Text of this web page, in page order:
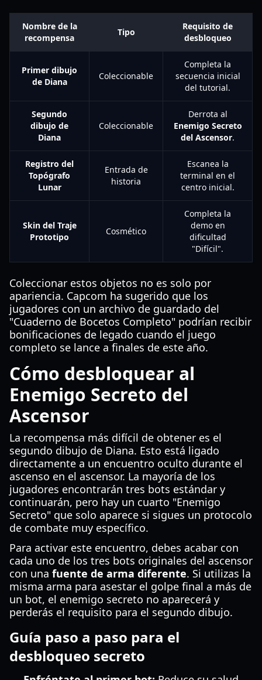
Nombre de la
recompensa
Tipo
Requisito de
desbloqueo
Primer dibujo
de Diana
Coleccionable
Completa la
secuencia inicial
del tutorial.
Segundo
dibujo de
Diana
Coleccionable
Derrota al
Enemigo Secreto
del Ascensor.
Registro del
Topógrafo
Lunar
Entrada de
historia
Escanea la
terminal en el
centro inicial.
Skin del Traje
Prototipo
Cosmético
Completa la
demo en
dificultad
"Difícil".
Coleccionar estos objetos no es solo por
apariencia. Capcom ha sugerido que los
jugadores con un archivo de guardado del
"Cuaderno de Bocetos Completo" podrían recibir
bonificaciones de legado cuando el juego
completo se lance a finales de este año.
Cómo desbloquear al
Enemigo Secreto del
Ascensor
La recompensa más difícil de obtener es el
segundo dibujo de Diana. Esto está ligado
directamente a un encuentro oculto durante el
ascenso en el ascensor. La mayoría de los
jugadores encontrarán tres bots estándar y
continuarán, pero hay un cuarto "Enemigo
Secreto" que solo aparece si sigues un protocolo
de combate muy específico.
Para activar este encuentro, debes acabar con
cada uno de los tres bots originales del ascensor
con una fuente de arma diferente. Si utilizas la
misma arma para asestar el golpe final a más de
un bot, el enemigo secreto no aparecerá y
perderás el requisito para el segundo dibujo.
Guía paso a paso para el
desbloqueo secreto